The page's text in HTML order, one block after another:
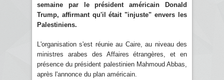
semaine par le président américain Donald
Trump, affirmant qu'il était "injuste" envers les
Palestiniens.
L'organisation s'est réunie au Caire, au niveau des
ministres arabes des Affaires étrangères, et en
présence du président palestinien Mahmoud Abbas,
après l'annonce du plan américain.